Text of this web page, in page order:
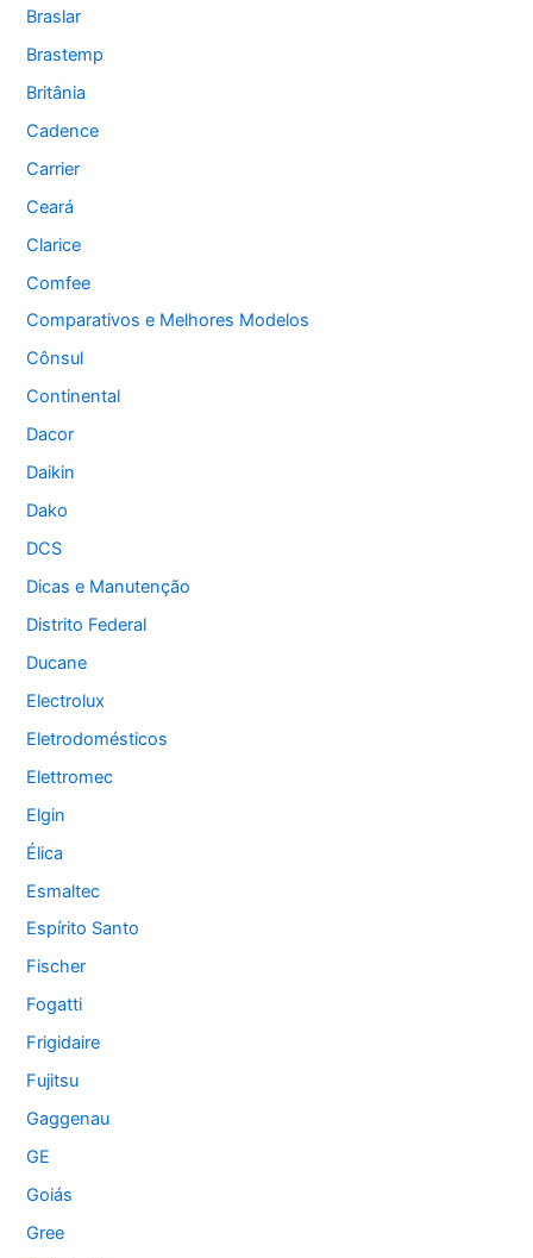
Braslar
Brastemp
Britânia
Cadence
Carrier
Ceará
Clarice
Comfee
Comparativos e Melhores Modelos
Cônsul
Continental
Dacor
Daikin
Dako
DCS
Dicas e Manutenção
Distrito Federal
Ducane
Electrolux
Eletrodomésticos
Elettromec
Elgin
Élica
Esmaltec
Espírito Santo
Fischer
Fogatti
Frigidaire
Fujitsu
Gaggenau
GE
Goiás
Gree